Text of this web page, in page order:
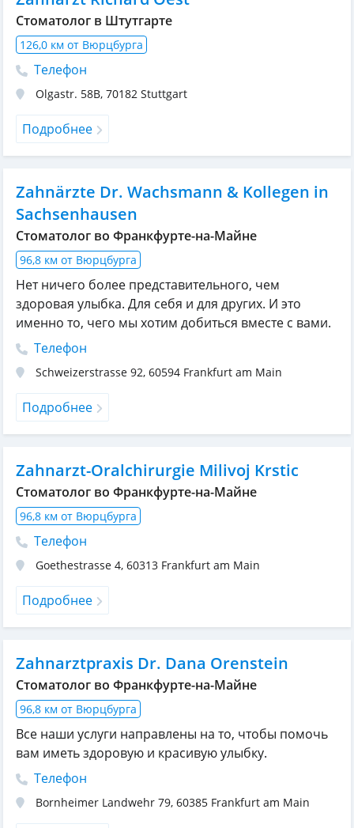
Стоматолог в Штутгарте
126,0 км от Вюрцбурга
Телефон
Olgastr. 58B, 70182 Stuttgart
Подробнее
Zahnärzte Dr. Wachsmann & Kollegen in
Sachsenhausen
Стоматолог во Франкфурте-на-Майне
96,8 км от Вюрцбурга
Нет ничего более представительного, чем
здоровая улыбка. Для себя и для других. И это
именно то, чего мы хотим добиться вместе с вами.
Телефон
Schweizerstrasse 92, 60594 Frankfurt am Main
Подробнее
Zahnarzt-Oralchirurgie Milivoj Krstic
Стоматолог во Франкфурте-на-Майне
96,8 км от Вюрцбурга
Телефон
Goethestrasse 4, 60313 Frankfurt am Main
Подробнее
Zahnarztpraxis Dr. Dana Orenstein
Стоматолог во Франкфурте-на-Майне
96,8 км от Вюрцбурга
Все наши услуги направлены на то, чтобы помочь
вам иметь здоровую и красивую улыбку.
Телефон
Bornheimer Landwehr 79, 60385 Frankfurt am Main